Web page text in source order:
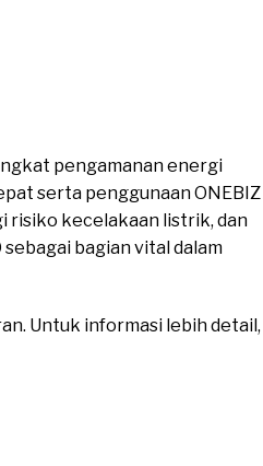
pengamanan energi
serta penggunaan ONEBIZ
risiko kecelakaan listrik, dan
bagian vital dalam
Untuk informasi lebih detail,